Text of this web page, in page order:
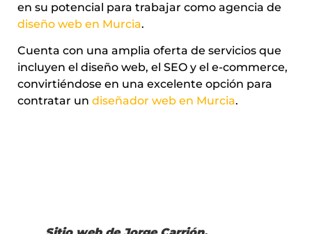
en su potencial para trabajar como agencia de
diseño web en Murcia.
Cuenta con una amplia oferta de servicios que
incluyen el diseño web, el SEO y el e-commerce,
convirtiéndose en una excelente opción para
contratar un diseñador web en Murcia.